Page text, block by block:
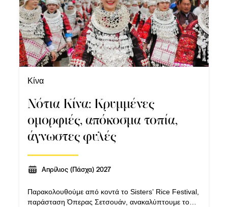
Κίνα
Νότια Κίνα: Κρυμμένες
ομορφιές, απόκοσμα τοπία,
άγνωστες φυλές
Απρίλιος (Πάσχα) 2027
Παρακολουθούμε από κοντά το Sisters’ Rice Festival,
παράσταση Όπερας Σετσουάν, ανακαλύπτουμε το